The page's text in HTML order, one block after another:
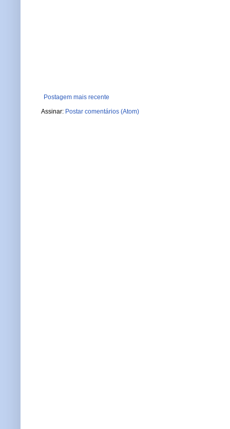
Postagem mais recente
Assinar: Postar comentários (Atom)